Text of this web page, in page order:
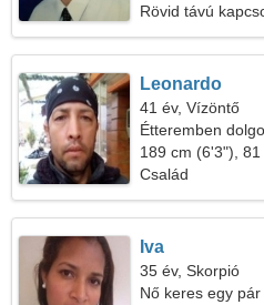
Rövid távú
Leonardo
41 év, Vízöntő
Étteremben
szükségem
189 cm (6'3"),
Család
Iva
35 év, Skorpió
Nő keres egy